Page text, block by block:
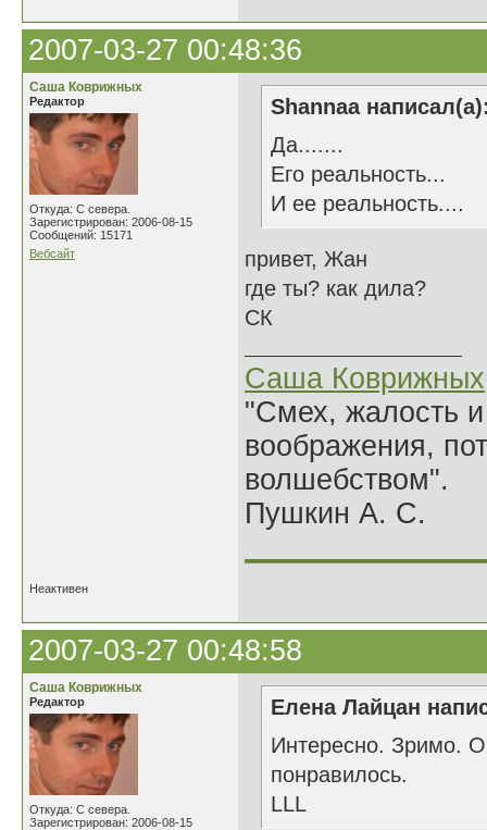
2007-03-27 00:48:36
Саша Коврижных
Редактор
Откуда: С севера.
Зарегистрирован: 2006-08-15
Сообщений: 15171
Вебсайт
Shannaa
Да.......
Его реальность...
И ее реальность....
привет, Жан
где ты? как дила?
СК
Саша Коврижных
"Смех, жалость
воображения,
волшебством".
Пушкин А. С.
Неактивен
2007-03-27 00:48:58
Саша Коврижных
Редактор
Откуда: С севера.
Зарегистрирован: 2006-08-15
Елена Лайцан
Интересно. Зримо.
понравилось.
LLL